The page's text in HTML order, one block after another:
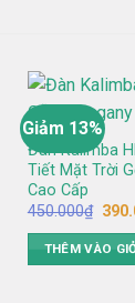
Giảm 13%
Đàn Kalimba
Tiết Mặt Trời
Cao Cấp
450.000₫ Giá
là:
THÊM VÀO